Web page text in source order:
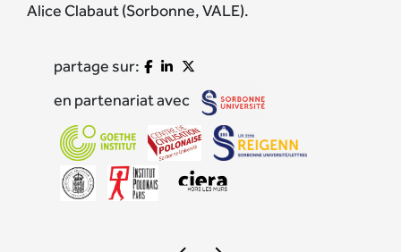
Alice Clabaut (Sorbonne, VALE).
partage sur:
en partenariat avec